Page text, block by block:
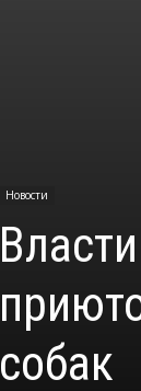
Новости
собак